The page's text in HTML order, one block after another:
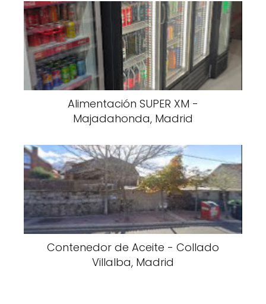
Alimentación SUPER XM -
Majadahonda, Madrid
Contenedor de Aceite - Collado
Villalba, Madrid